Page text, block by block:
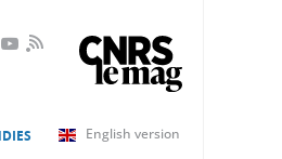
RSS
English version